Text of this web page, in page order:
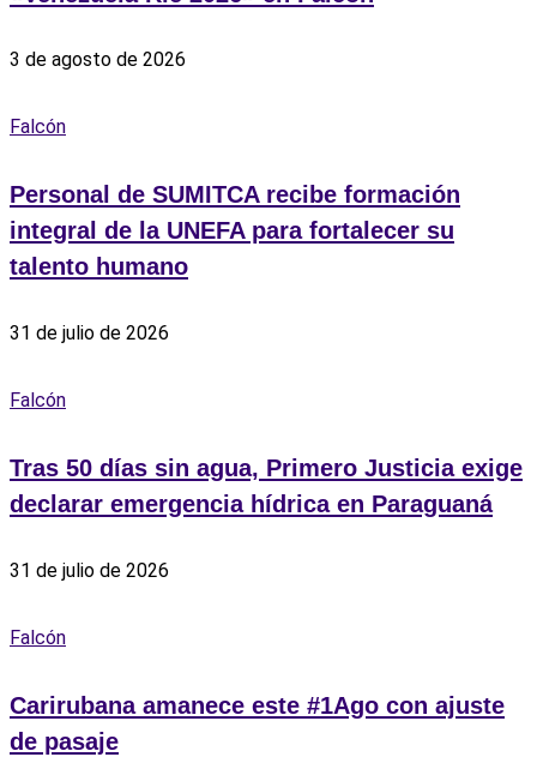
3 de agosto de 2026
Falcón
Personal de SUMITCA recibe formación
integral de la UNEFA para fortalecer su
talento humano
31 de julio de 2026
Falcón
Tras 50 días sin agua, Primero Justicia exige
declarar emergencia hídrica en Paraguaná
31 de julio de 2026
Falcón
‎Carirubana amanece este #1Ago con ajuste
de pasaje